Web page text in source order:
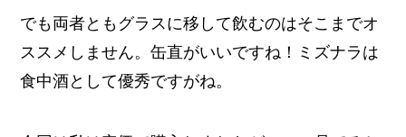
でも両者ともグラスに移して飲むのはそこまでオ
ススメしません。缶直がいいですね！ミズナラは
食中酒として優秀ですがね。